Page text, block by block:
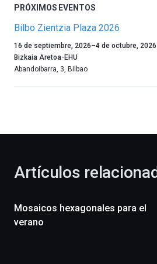
PRÓXIMOS EVENTOS
Bilbo Zientzia Plaza 2026
Un
año
más,
celebración
novena
edición
16 de septiembre, 2026–4 de octubre, 2026
Bizkaia Aretoa-EHU
Abandoibarra, 3, Bilbao
Artículos
Mosaicos hexagonales para el
verano